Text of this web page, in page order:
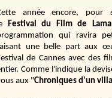
année encore, pour
Festival du Film de Lama
qui ravira
une belle part aux
de Cannes avec des
Comme l'indique la
aux "Chroniques d'un